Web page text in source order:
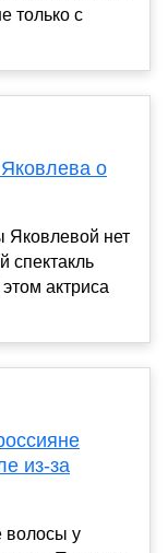
только с
о
Яковлевой нет
спектакль
актриса
из-за
волосы у